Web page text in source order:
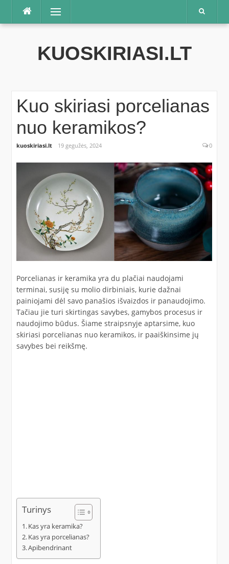
Praleisti
Meniu
KUOSKIRIASI.LT
Kuo skiriasi porcelianas
nuo keramikos?
kuoskiriasi.lt 19 gegužės, 2024 0
Porcelianas ir keramika yra du plačiai naudojami
terminai, susiję su molio dirbiniais, kurie dažnai
painiojami dėl savo panašios išvaizdos ir panaudojimo.
Tačiau jie turi skirtingas savybes, gamybos procesus ir
naudojimo būdus. Šiame straipsnyje aptarsime, kuo
skiriasi porcelianas nuo keramikos, ir paaiškinsime jų
savybes bei reikšmę.
Turinys
Kas yra keramika?
Kas yra porcelianas?
Apibendrinant